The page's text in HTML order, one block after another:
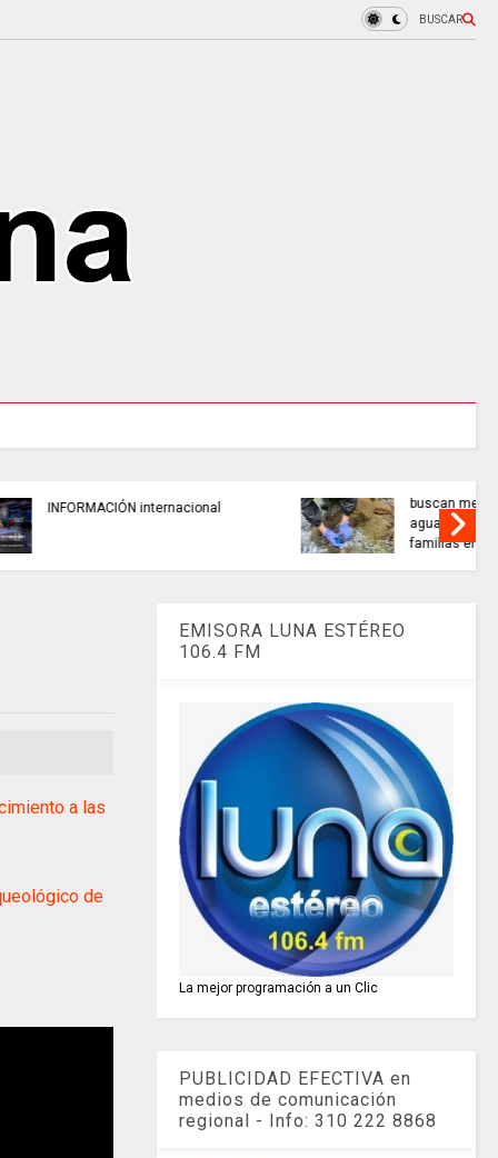
BUSCAR
del
miles de
TRABAJO....................si hay //
jueves 6 de agosto de 2026
a las
de
EMISORA LUNA ESTÉREO
106.4 FM
La mejor programación a un Clic
PUBLICIDAD EFECTIVA en
medios de comunicación
regional - Info: 310 222 8868